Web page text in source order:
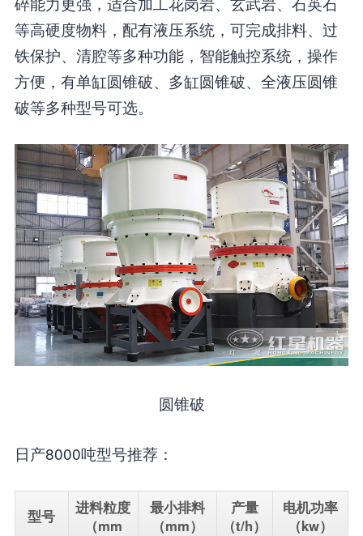
等高硬度物料，配有液压系统，可完成排料、过
铁保护、清腔等多种功能，智能触控系统，操作
方便，有单缸圆锥破、多缸圆锥破、全液压圆锥
破等多种型号可选。
圆锥破
日产8000吨型号推荐：
型号
进料粒度
（mm
最小排料
（mm）
产量
（t/h）
电机功率
（kw）